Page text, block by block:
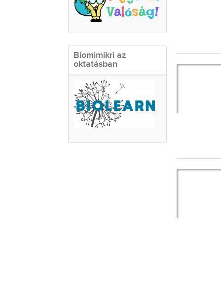
Biomimikri az
oktatásban